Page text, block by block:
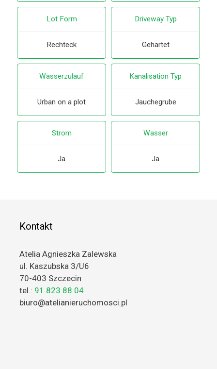
Lot Form
Rechteck
Driveway Typ
Gehärtet
Wasserzulauf
Urban on a plot
Kanalisation Typ
Jauchegrube
Strom
Ja
Wasser
Ja
Kontakt
Atelia Agnieszka Zalewska
ul. Kaszubska 3/U6
70-403 Szczecin
tel.: 91 823 88 04
biuro@atelianieruchomosci.pl